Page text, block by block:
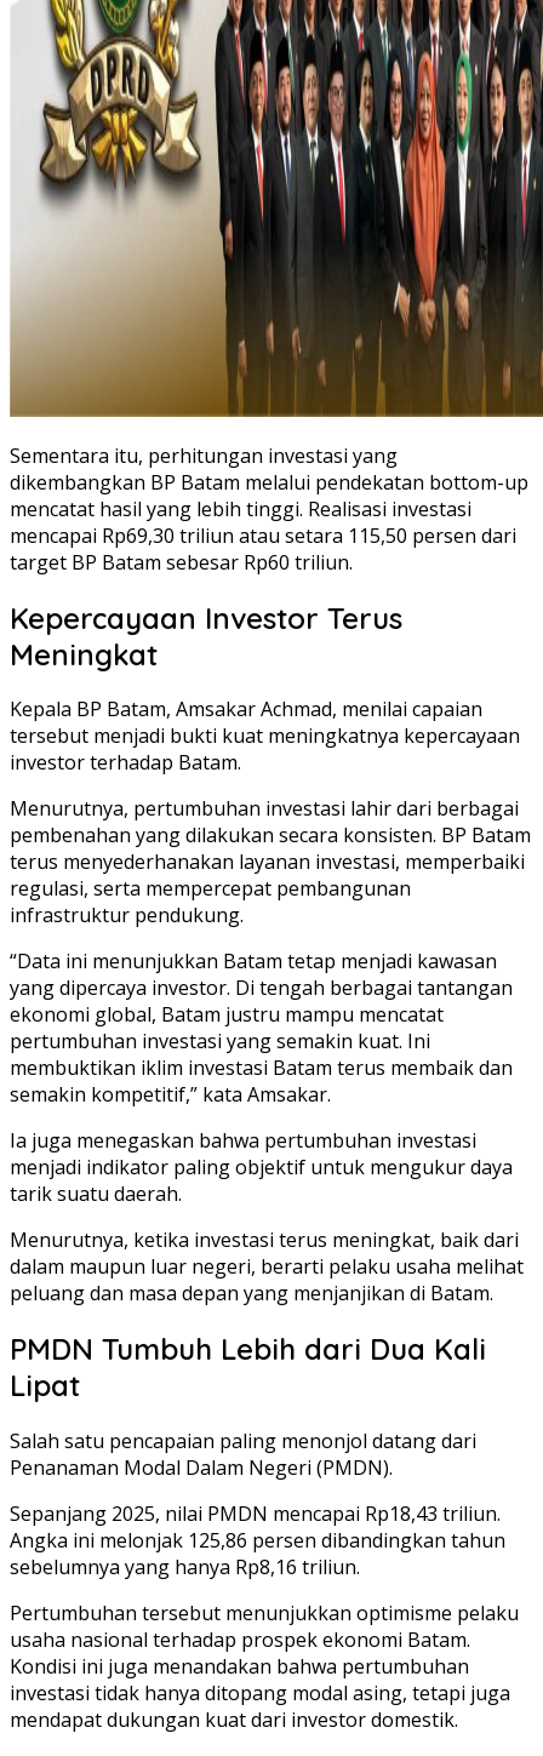
Sementara itu, perhitungan investasi yang
dikembangkan BP Batam melalui pendekatan bottom-up
mencatat hasil yang lebih tinggi. Realisasi investasi
mencapai Rp69,30 triliun atau setara 115,50 persen dari
target BP Batam sebesar Rp60 triliun.
Kepercayaan Investor Terus
Meningkat
Kepala BP Batam, Amsakar Achmad, menilai capaian
tersebut menjadi bukti kuat meningkatnya kepercayaan
investor terhadap Batam.
Menurutnya, pertumbuhan investasi lahir dari berbagai
pembenahan yang dilakukan secara konsisten. BP Batam
terus menyederhanakan layanan investasi, memperbaiki
regulasi, serta mempercepat pembangunan
infrastruktur pendukung.
“Data ini menunjukkan Batam tetap menjadi kawasan
yang dipercaya investor. Di tengah berbagai tantangan
ekonomi global, Batam justru mampu mencatat
pertumbuhan investasi yang semakin kuat. Ini
membuktikan iklim investasi Batam terus membaik dan
semakin kompetitif,” kata Amsakar.
Ia juga menegaskan bahwa pertumbuhan investasi
menjadi indikator paling objektif untuk mengukur daya
tarik suatu daerah.
Menurutnya, ketika investasi terus meningkat, baik dari
dalam maupun luar negeri, berarti pelaku usaha melihat
peluang dan masa depan yang menjanjikan di Batam.
PMDN Tumbuh Lebih dari Dua Kali
Lipat
Salah satu pencapaian paling menonjol datang dari
Penanaman Modal Dalam Negeri (PMDN).
Sepanjang 2025, nilai PMDN mencapai Rp18,43 triliun.
Angka ini melonjak 125,86 persen dibandingkan tahun
sebelumnya yang hanya Rp8,16 triliun.
Pertumbuhan tersebut menunjukkan optimisme pelaku
usaha nasional terhadap prospek ekonomi Batam.
Kondisi ini juga menandakan bahwa pertumbuhan
investasi tidak hanya ditopang modal asing, tetapi juga
mendapat dukungan kuat dari investor domestik.